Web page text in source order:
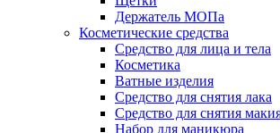
Держатель МОПа
Косметические средства
Средство для лица и тела
Косметика
Ватные изделия
Средство для снятия лака
Средство для снятия
Набор для маникюра